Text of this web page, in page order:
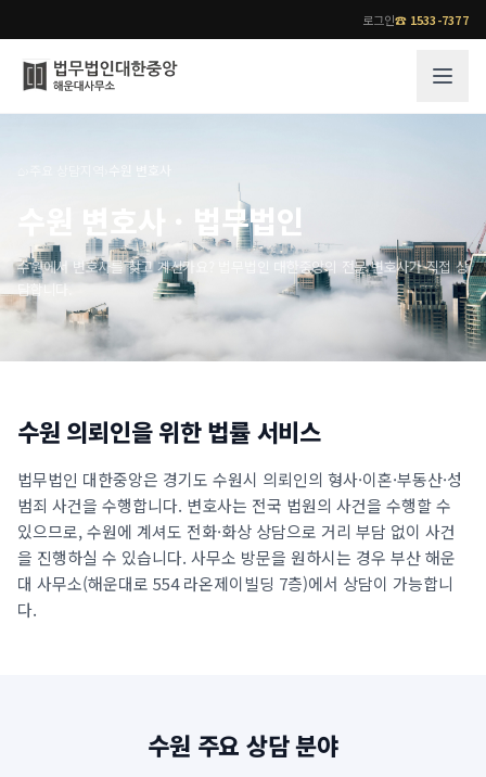
로그인☎ 1533-7377
오시는 길
통합검색
성공사례
기업 인사이트
사례분석/최신동향
법률정보
업무분야
각 전문 변호사
소식/자료
언론보도
공지사항
법률 블로그
수원 변호사
수원 변호사 · 법무법인
수원에서 변호사를 찾고 계신가요? 법무법인 대한중앙의 전문 변호사가 직접 상
담합니다.
수원 의뢰인을 위한 법률 서비스
법무법인 대한중앙은 경기도 수원시 의뢰인의 형사·이혼·부동산·성
범죄 사건을 수행합니다. 변호사는 전국 법원의 사건을 수행할 수
있으므로,수원에 계셔도 전화·화상 상담으로 거리 부담 없이 사건
을 진행하실 수 있습니다. 사무소 방문을 원하시는 경우 부산 해운
대 사무소(해운대로 554 라온제이빌딩 7층)에서 상담이 가능합니
다.
수원 주요 상담 분야